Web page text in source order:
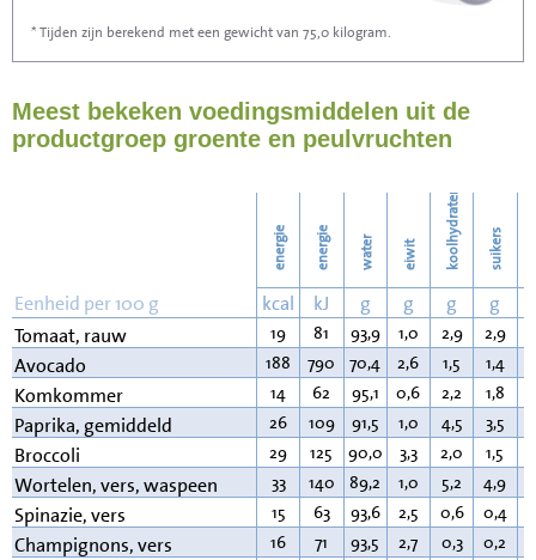
Stofzuigen
Strijken 33
38
* Tijden zijn berekend met een gewicht van 75,0 kilogram.
Meest bekeken voedingsmiddelen uit de
productgroep groente en peulvruchten
energie energie water eiwit koolhydraten suikers
Eenheid per 100 g kcal kJ g g g g
Tomaat, rauw
19 81 93,9 1,0 2,9 2,9
Avocado 188 790 70,4 2,6 1,5 1,4
Komkommer 14 62 95,1 0,6 2,2 1,8
Paprika, gemiddeld 26 109 91,5 1,0 4,5 3,5
Broccoli 29 125 90,0 3,3 2,0 1,5
Wortelen, vers, waspeen 33 140 89,2 1,0 5,2 4,9
Spinazie, vers 15 63 93,6 2,5 0,6 0,4
Champignons, vers 16 71 93,5 2,7 0,3 0,2